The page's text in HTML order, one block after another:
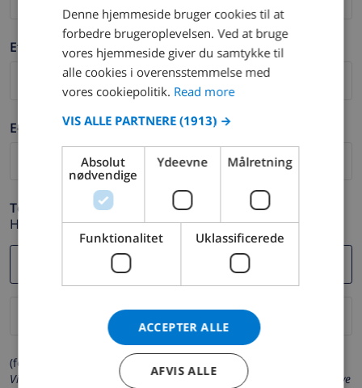
Efternavn *
E-mail *
Telefon *
Hvis din e-mail adresse ikke fungerer korrekt.
(felter markeret med * er obligatoriske)
Vi beskytter dit privatliv. Dine personlige oplysninger vil aldrig blive
DUTCH
SPANISH
ITALIAN
NORWEGIAN
Denne hjemmeside bruger cookies til at
forbedre brugeroplevelsen. Ved at bruge
vores hjemmeside giver du samtykke til
alle cookies i overensstemmelse med
vores cookiepolitik. Read more
VIS ALLE PARTNERE (1913) →
Absolut
nødvendige
Ydeevne Målretning
Funktionalitet Uklassificerede
ACCEPTER ALLE
AFVIS ALLE